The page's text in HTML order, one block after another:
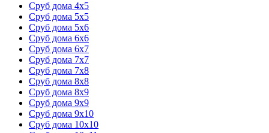
Сруб дома 4х5
Сруб дома 5х5
Сруб дома 5х6
Сруб дома 6х6
Сруб дома 6х7
Сруб дома 7х7
Сруб дома 7х8
Сруб дома 8х8
Сруб дома 8х9
Сруб дома 9х9
Сруб дома 9х10
Сруб дома 10х10